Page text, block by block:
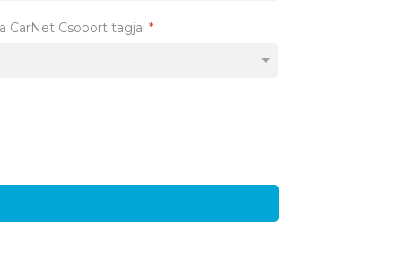
CarNet Csoport tagjai *